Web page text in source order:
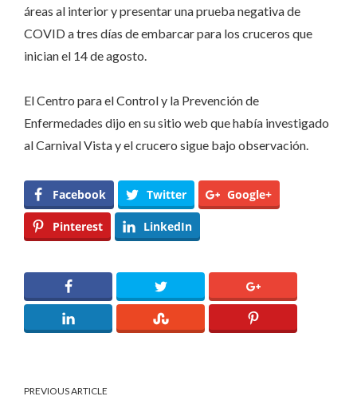
áreas al interior y presentar una prueba negativa de
COVID a tres días de embarcar para los cruceros que
inician el 14 de agosto.
El Centro para el Control y la Prevención de
Enfermedades dijo en su sitio web que había investigado
al Carnival Vista y el crucero sigue bajo observación.
Facebook Twitter Google+
Pinterest LinkedIn
PREVIOUS ARTICLE